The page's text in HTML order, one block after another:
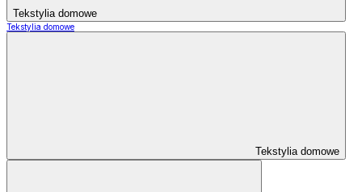
Tekstylia domowe
Tekstylia domowe
Tekstylia domowe